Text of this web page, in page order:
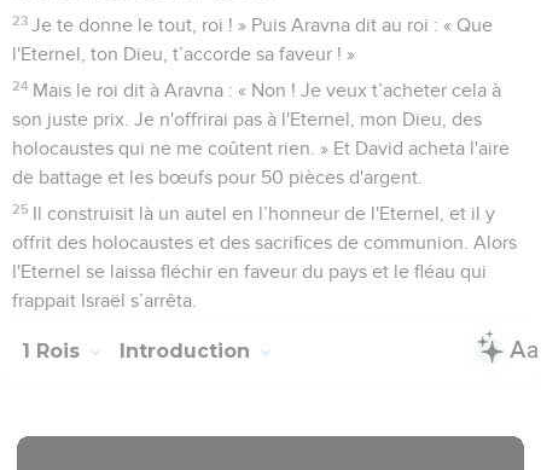
23 Je te donne le tout, roi ! » Puis Aravna dit au roi : « Que
l'Eternel, ton Dieu, t’accorde sa faveur ! »
24 Mais le roi dit à Aravna : « Non ! Je veux t’acheter cela à
son juste prix. Je n'offrirai pas à l'Eternel, mon Dieu, des
holocaustes qui ne me coûtent rien. » Et David acheta l'aire
de battage et les bœufs pour 50 pièces d'argent.
25 Il construisit là un autel en l’honneur de l'Eternel, et il y
offrit des holocaustes et des sacrifices de communion. Alors
l'Eternel se laissa fléchir en faveur du pays et le fléau qui
frappait Israël s’arrêta.
1 Rois Introduction